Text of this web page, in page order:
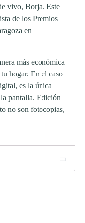
vivo, Borja. Este
de los Premios
en
más económica
hogar. En el caso
es la única
pantalla. Edición
no son fotocopias,